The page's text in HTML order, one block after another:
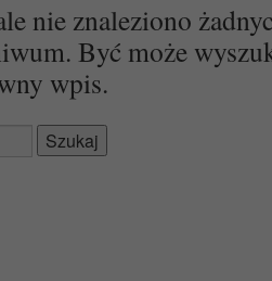
nie znaleziono
Być może
wpis.